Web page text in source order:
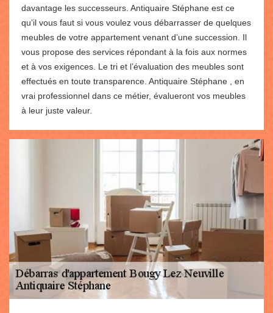
davantage les successeurs. Antiquaire Stéphane est ce
qu’il vous faut si vous voulez vous débarrasser de quelques
meubles de votre appartement venant d’une succession. Il
vous propose des services répondant à la fois aux normes
et à vos exigences. Le tri et l’évaluation des meubles sont
effectués en toute transparence. Antiquaire Stéphane , en
vrai professionnel dans ce métier, évalueront vos meubles
à leur juste valeur.